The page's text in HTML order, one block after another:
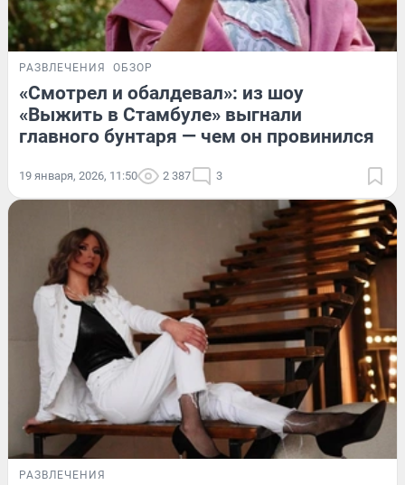
РАЗВЛЕЧЕНИЯ ОБЗОР
«Смотрел и обалдевал»: из шоу
«Выжить в Стамбуле» выгнали
главного бунтаря — чем он провинился
19 января, 2026, 11:50 2 387 3
РАЗВЛЕЧЕНИЯ